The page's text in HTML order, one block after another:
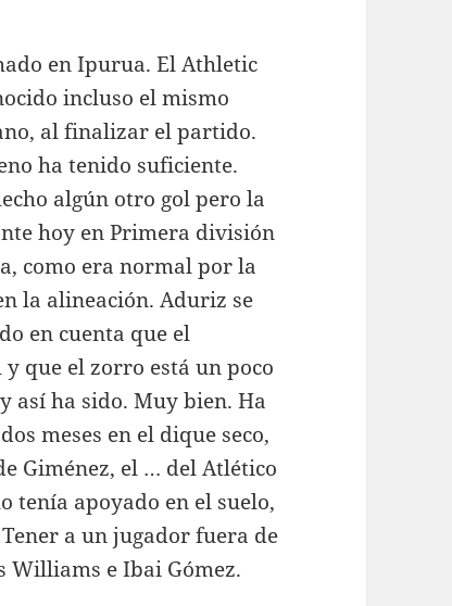
en Ipurua. El Athletic
incluso el mismo
al finalizar el partido.
ha tenido suficiente.
algún otro gol pero la
hoy en Primera división
como era normal por la
la alineación. Aduriz se
en cuenta que el
que el zorro está un poco
así ha sido. Muy bien. Ha
meses en el dique seco,
Giménez, el … del Atlético
tenía apoyado en el suelo,
a un jugador fuera de
Williams e Ibai Gómez.